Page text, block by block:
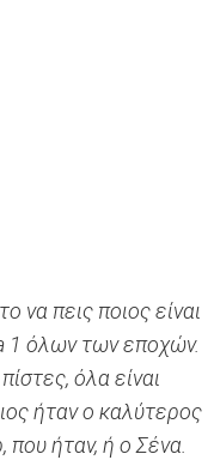
να πεις ποιος είναι
1 όλων των εποχών.
όλα είναι
ήταν ο καλύτερος
ήταν, ή ο Σένα.